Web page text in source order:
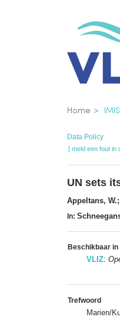
Home IMIS
Data Policy
[ meld een fout in
UN sets
Appeltans,
In:
Beschikbaar in
VLIZ:
Trefwoord
Marien/